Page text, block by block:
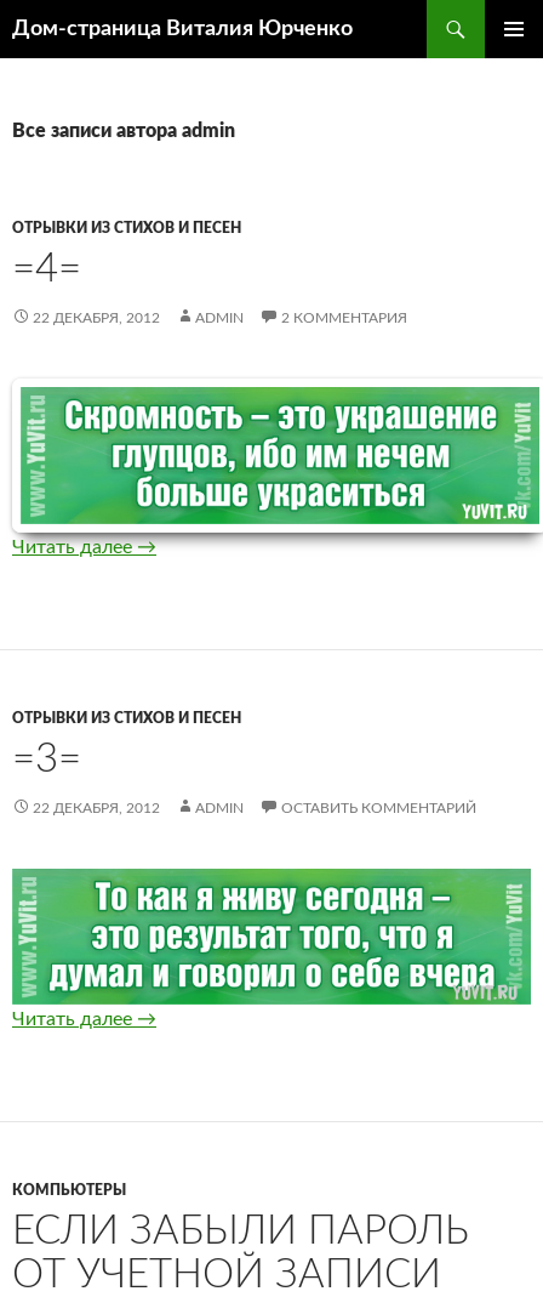
Дом-страница Виталия Юрченко
Все записи автора admin
ОТРЫВКИ ИЗ СТИХОВ И ПЕСЕН
=4=
22 ДЕКАБРЯ, 2012 ADMIN 2 КОММЕНТАРИЯ
Читать далее=4=
→
ОТРЫВКИ ИЗ СТИХОВ И ПЕСЕН
=3=
22 ДЕКАБРЯ, 2012 ADMIN ОСТАВИТЬ КОММЕНТАРИЙ
Читать далее =3=
→
КОМПЬЮТЕРЫ
ЕСЛИ ЗАБЫЛИ ПАРОЛЬ
ОТ УЧЕТНОЙ ЗАПИСИ